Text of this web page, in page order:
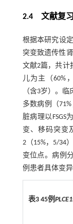
2.4 文献复习
根据本研究设
突变致遗传性
文献2篇，共计
儿为主（60%
（含3岁）。
多数病例（
脏病理以FSGS
变、移码突变
2（15%，5/34
变位点。病例
例患者具体变
表3 45例PLCE1